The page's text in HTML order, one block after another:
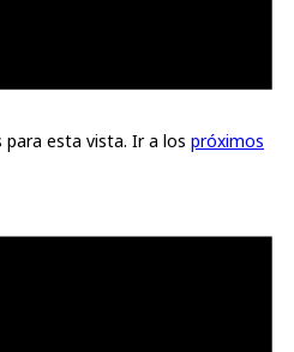
esta vista. Ir a los próximos